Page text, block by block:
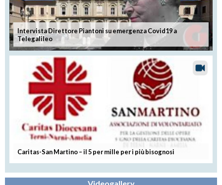
Intervista Direttore Piantoni su emergenza Covid19 a
Telegalileo
Caritas-San Martino – il 5 per mille per i più bisognosi